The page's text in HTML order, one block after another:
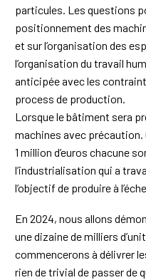
particules. Les questions
positionnement des
et sur l’organisation des
l’organisation du travail
anticipée avec les
process de production.
Lorsque le bâtiment sera
machines avec précaution.
1 million d’euros chacune
l’industrialisation qui a
l’objectif de produire à
En 2024, nous allons
une dizaine de milliers
commencerons à délivrer
rien de trivial de passer de